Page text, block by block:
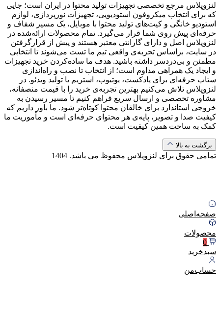
لنزوپلاس مرجع تخصصی تجهیزات تولید محتوا در ایران است؛ جایی
که برای انتخاب میکروفون استودیویی، تجهیزات نورپردازی، لوازم
استودیو خانگی و کیت‌های تولید محتوا با موبایل، یک مسیر شفاف و
حرفه‌ای پیش روی شما قرار می‌گیرد. تمام محصولات ارائه‌شده در
لنزوپلاس اصل و دارای گارانتی معتبر هستند و پیش از قرارگرفتن
در سایت، براساس تجربه‌ی واقعی تیم ما تست می‌شوند تا انتخابی
مطمئن و بی‌دردسر داشته باشید. هدف ما ساده‌کردن خرید تجهیزات
و ایجاد یک همراهی مداوم است؛ از انتخاب تا نصب و راه‌اندازی
ستاپ حرفه‌ای برای پادکست، یوتیوب، استریم یا تولید ویدئو. در
لنزوپلاس تلاش می‌کنیم بهترین تجربه‌ی خرید را با قیمت منصفانه،
مشاوره تخصصی و ارسال سریع فراهم کنیم تا مسیر رسیدن به
خروجی استاندارد برای خالقان محتوا کوتاه‌تر شود. ما باور داریم که
کیفیت صدا و تصویر، پایه‌ی هر محتوای حرفه‌ای است و مأموریت ما
کمک به ساخت همین کیفیت است.
برگشت به بالا
تمامی حقوق برای لنزوپلاس محفوظ می باشد. 1404
صفحه‌اصلی
محصولات
0
سبد‌خرید
حساب‌من